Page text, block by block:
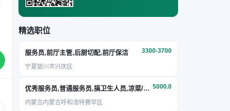
精选职位
服务员,前厅主管,后厨切配,前厅保洁 3300-3700
宁夏银川市兴庆区
优秀服务员,普通服务员,搞卫生人员,凉菜/面点 5000.0
内蒙古内蒙古呼和浩特赛罕区